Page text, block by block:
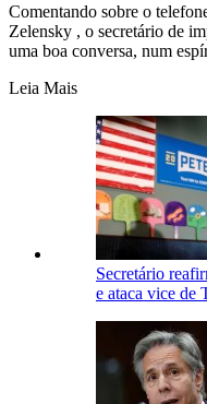
Comentando sobre o
Zelensky , o secretário de
uma boa conversa, num
Leia Mais
Secretário
e ataca vice de